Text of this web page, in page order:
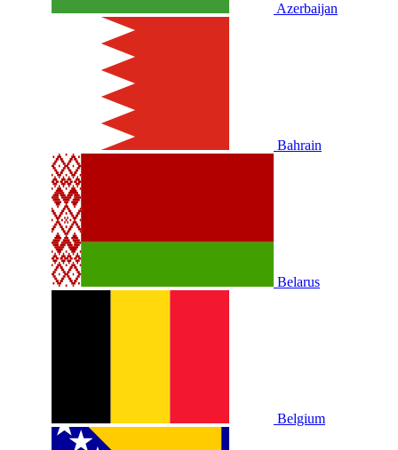
Azerbaijan
Bahrain
Belarus
Belgium